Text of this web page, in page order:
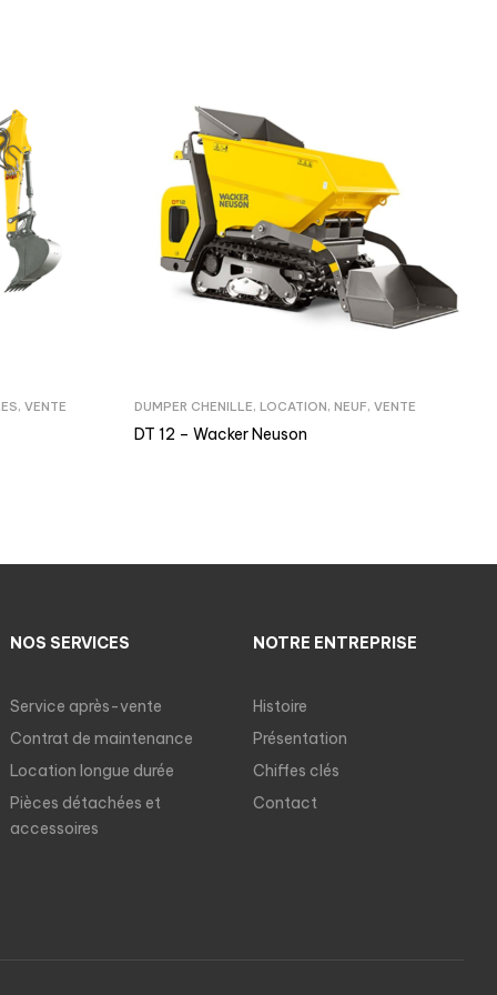
, VENTE DUMPER CHENILLE, LOCATION, NEUF, VENTE
DT 12 – Wacker Neuson
NOS SERVICES
Service après-vente
Contrat de maintenance
Location longue durée
Pièces détachées et
accessoires
NOTRE ENTREPRISE
Histoire
Présentation
Chiffes clés
Contact